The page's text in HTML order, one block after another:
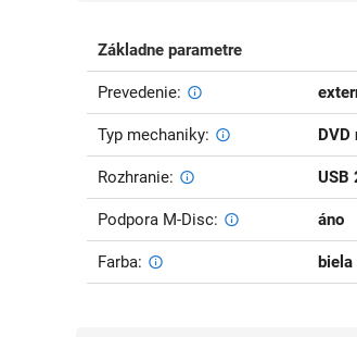
Základne parametre
Prevedenie
Typ mechaniky DVD
Rozhranie USB
Podpora M-Disc áno
Farba biela